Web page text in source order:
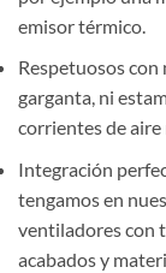
emisor térmico.
Respetuosos con
garganta, ni
corrientes de aire
Integración
tengamos en
ventiladores con
acabados y